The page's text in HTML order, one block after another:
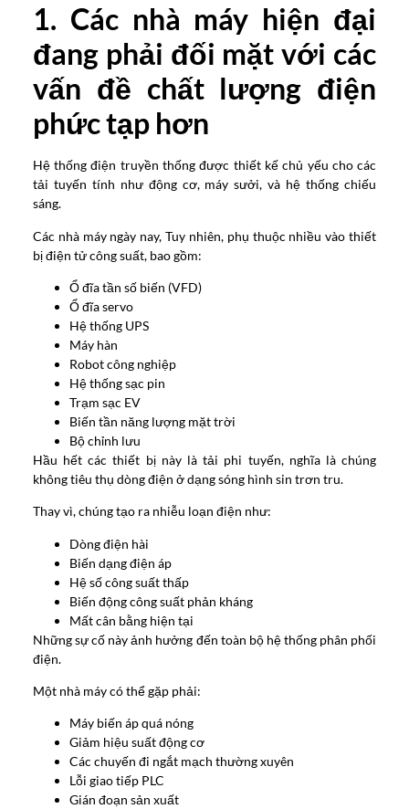
1. Các nhà máy hiện đại
đang phải đối mặt với các
vấn đề chất lượng điện
phức tạp hơn
Hệ thống điện truyền thống được thiết kế chủ yếu cho các
tải tuyến tính như động cơ, máy sưởi, và hệ thống chiếu
sáng.
Các nhà máy ngày nay, Tuy nhiên, phụ thuộc nhiều vào thiết
bị điện tử công suất, bao gồm:
Ổ đĩa tần số biến (VFD)
Ổ đĩa servo
Hệ thống UPS
Máy hàn
Robot công nghiệp
Hệ thống sạc pin
Trạm sạc EV
Biến tần năng lượng mặt trời
Bộ chỉnh lưu
Hầu hết các thiết bị này là tải phi tuyến, nghĩa là chúng
không tiêu thụ dòng điện ở dạng sóng hình sin trơn tru.
Thay vì, chúng tạo ra nhiễu loạn điện như:
Dòng điện hài
Biến dạng điện áp
Hệ số công suất thấp
Biến động công suất phản kháng
Mất cân bằng hiện tại
Những sự cố này ảnh hưởng đến toàn bộ hệ thống phân phối
điện.
Một nhà máy có thể gặp phải:
Máy biến áp quá nóng
Giảm hiệu suất động cơ
Các chuyến đi ngắt mạch thường xuyên
Lỗi giao tiếp PLC
Gián đoạn sản xuất